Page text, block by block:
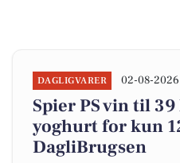
DAGLIGVARER 02-08-
Spier PS vin til
yoghurt for kun
DagliBrugsen